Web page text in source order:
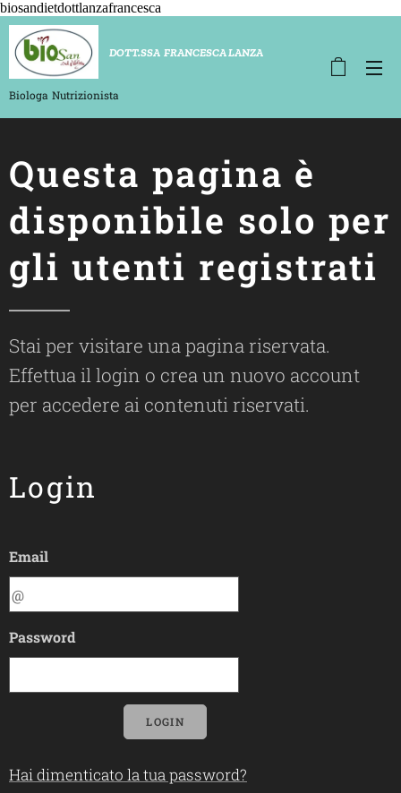
biosandietdottlanzafrancesca
DOTT.SSA FRANCESCA LANZA
Biologa Nutrizionista
Questa pagina è
disponibile solo per
gli utenti registrati
Stai per visitare una pagina riservata.
Effettua il login o crea un nuovo account
per accedere ai contenuti riservati.
Login
Email
Password
LOGIN
Hai dimenticato la tua password?